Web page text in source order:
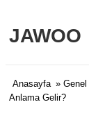
JAWOO
Anasayfa » Genel
Anlama Gelir?